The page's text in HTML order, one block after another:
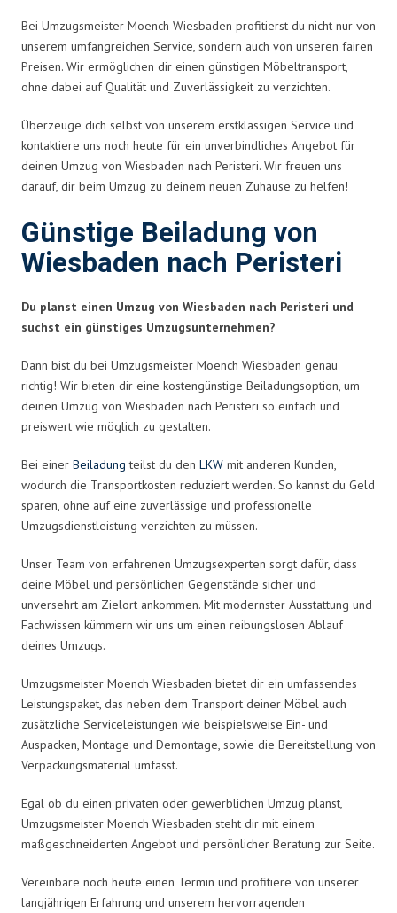
Bei Umzugsmeister Moench Wiesbaden profitierst du nicht nur von
unserem umfangreichen Service, sondern auch von unseren fairen
Preisen. Wir ermöglichen dir einen günstigen Möbeltransport,
ohne dabei auf Qualität und Zuverlässigkeit zu verzichten.
Überzeuge dich selbst von unserem erstklassigen Service und
kontaktiere uns noch heute für ein unverbindliches Angebot für
deinen Umzug von Wiesbaden nach Peristeri. Wir freuen uns
darauf, dir beim Umzug zu deinem neuen Zuhause zu helfen!
Günstige Beiladung von
Wiesbaden nach Peristeri
Du planst einen Umzug von Wiesbaden nach Peristeri und
suchst ein günstiges Umzugsunternehmen?
Dann bist du bei Umzugsmeister Moench Wiesbaden genau
richtig! Wir bieten dir eine kostengünstige Beiladungsoption, um
deinen Umzug von Wiesbaden nach Peristeri so einfach und
preiswert wie möglich zu gestalten.
Bei einer Beiladung teilst du den LKW mit anderen Kunden,
wodurch die Transportkosten reduziert werden. So kannst du Geld
sparen, ohne auf eine zuverlässige und professionelle
Umzugsdienstleistung verzichten zu müssen.
Unser Team von erfahrenen Umzugsexperten sorgt dafür, dass
deine Möbel und persönlichen Gegenstände sicher und
unversehrt am Zielort ankommen. Mit modernster Ausstattung und
Fachwissen kümmern wir uns um einen reibungslosen Ablauf
deines Umzugs.
Umzugsmeister Moench Wiesbaden bietet dir ein umfassendes
Leistungspaket, das neben dem Transport deiner Möbel auch
zusätzliche Serviceleistungen wie beispielsweise Ein- und
Auspacken, Montage und Demontage, sowie die Bereitstellung von
Verpackungsmaterial umfasst.
Egal ob du einen privaten oder gewerblichen Umzug planst,
Umzugsmeister Moench Wiesbaden steht dir mit einem
maßgeschneiderten Angebot und persönlicher Beratung zur Seite.
Vereinbare noch heute einen Termin und profitiere von unserer
langjährigen Erfahrung und unserem hervorragenden